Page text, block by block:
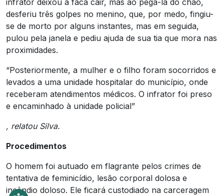
desferiu três golpes no menino, que, por medo, fingiu-
se de morto por alguns instantes, mas em seguida,
pulou pela janela e pediu ajuda de sua tia que mora nas
proximidades.
“Posteriormente, a mulher e o filho foram socorridos e
levados a uma unidade hospitalar do município, onde
receberam atendimentos médicos. O infrator foi preso
e encaminhado à unidade policial”
, relatou Silva.
Procedimentos
O homem foi autuado em flagrante pelos crimes de
tentativa de feminicídio, lesão corporal dolosa e
incêndio doloso. Ele ficará custodiado na carceragem